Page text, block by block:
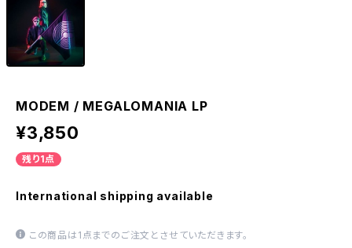
MODEM / MEGALOMANIA LP
¥3,850
残り1点
International shipping available
この商品は1点までのご注文とさせていただきます。